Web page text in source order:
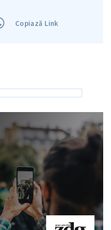
Copiază Link